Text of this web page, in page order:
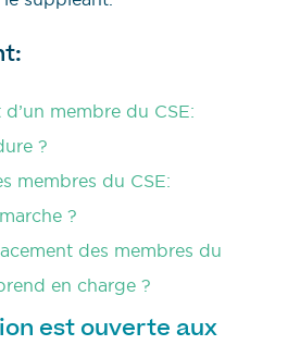
membre du CSE:
?
membres du CSE:
?
des membres du
en charge ?
est ouverte aux